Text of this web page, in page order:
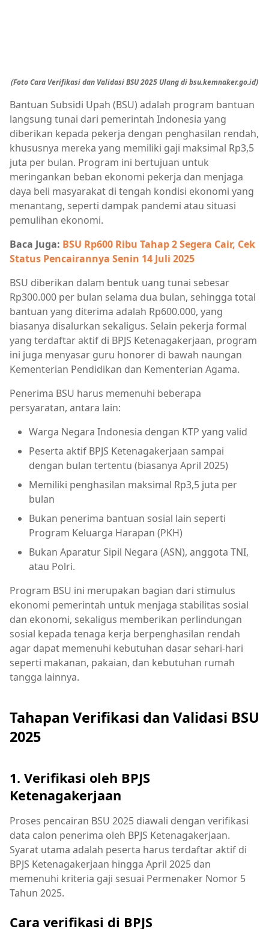
(Foto Cara Verifikasi dan Validasi BSU 2025 Ulang di bsu.kemnaker.go.id)
Bantuan Subsidi Upah (BSU) adalah program bantuan
langsung tunai dari pemerintah Indonesia yang
diberikan kepada pekerja dengan penghasilan rendah,
khususnya mereka yang memiliki gaji maksimal Rp3,5
juta per bulan. Program ini bertujuan untuk
meringankan beban ekonomi pekerja dan menjaga
daya beli masyarakat di tengah kondisi ekonomi yang
menantang, seperti dampak pandemi atau situasi
pemulihan ekonomi.
Baca Juga: BSU Rp600 Ribu Tahap 2 Segera Cair, Cek
Status Pencairannya Senin 14 Juli 2025
BSU diberikan dalam bentuk uang tunai sebesar
Rp300.000 per bulan selama dua bulan, sehingga total
bantuan yang diterima adalah Rp600.000, yang
biasanya disalurkan sekaligus. Selain pekerja formal
yang terdaftar aktif di BPJS Ketenagakerjaan, program
ini juga menyasar guru honorer di bawah naungan
Kementerian Pendidikan dan Kementerian Agama.
Penerima BSU harus memenuhi beberapa
persyaratan, antara lain:
Warga Negara Indonesia dengan KTP yang valid
Peserta aktif BPJS Ketenagakerjaan sampai
dengan bulan tertentu (biasanya April 2025)
Memiliki penghasilan maksimal Rp3,5 juta per
bulan
Bukan penerima bantuan sosial lain seperti
Program Keluarga Harapan (PKH)
Bukan Aparatur Sipil Negara (ASN), anggota TNI,
atau Polri.
Program BSU ini merupakan bagian dari stimulus
ekonomi pemerintah untuk menjaga stabilitas sosial
dan ekonomi, sekaligus memberikan perlindungan
sosial kepada tenaga kerja berpenghasilan rendah
agar dapat memenuhi kebutuhan dasar sehari-hari
seperti makanan, pakaian, dan kebutuhan rumah
tangga lainnya.
Tahapan Verifikasi dan Validasi BSU
2025
1. Verifikasi oleh BPJS
Ketenagakerjaan
Proses pencairan BSU 2025 diawali dengan verifikasi
data calon penerima oleh BPJS Ketenagakerjaan.
Syarat utama adalah peserta harus terdaftar aktif di
BPJS Ketenagakerjaan hingga April 2025 dan
memenuhi kriteria gaji sesuai Permenaker Nomor 5
Tahun 2025.
Cara verifikasi di BPJS